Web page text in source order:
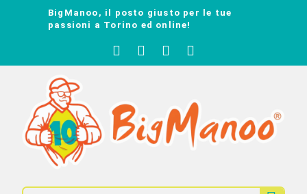
BigManoo, il posto giusto per le tue
passioni a Torino ed online!